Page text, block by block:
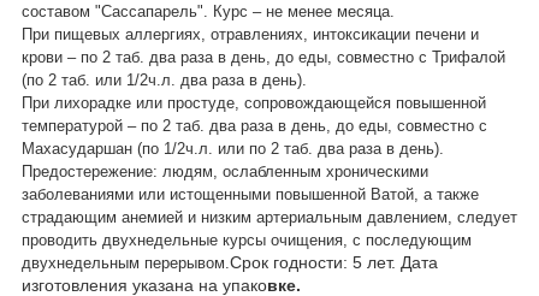
составом "Сассапарель". Курс – не менее месяца.
При пищевых аллергиях, отравлениях, интоксикации печени и
крови – по 2 таб. два раза в день, до еды, совместно с Трифалой
(по 2 таб. или 1/2ч.л. два раза в день).
При лихорадке или простуде, сопровождающейся повышенной
температурой – по 2 таб. два раза в день, до еды, совместно с
Махасударшан (по 1/2ч.л. или по 2 таб. два раза в день).
Предостережение: людям, ослабленным хроническими
заболеваниями или истощенными повышенной Ватой, а также
страдающим анемией и низким артериальным давлением, следует
проводить двухнедельные курсы очищения, с последующим
двухнедельным перерывом. Срок годности: 5 лет. Дата
изготовления указана на упаковке.